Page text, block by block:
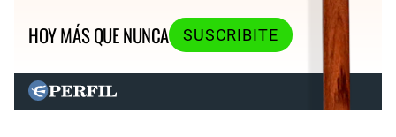
HOY MÁS QUE NUNCA
SUSCRIBITE